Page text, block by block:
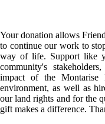
Your donation allows
to continue our work to
way of life. Support like
community's
impact of the Montarise
environment, as well as
our land rights and for the
gift makes a difference.